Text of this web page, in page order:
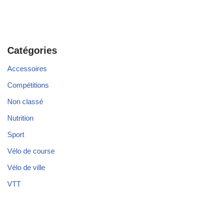
Catégories
Accessoires
Compétitions
Non classé
Nutrition
Sport
Vélo de course
Vélo de ville
VTT